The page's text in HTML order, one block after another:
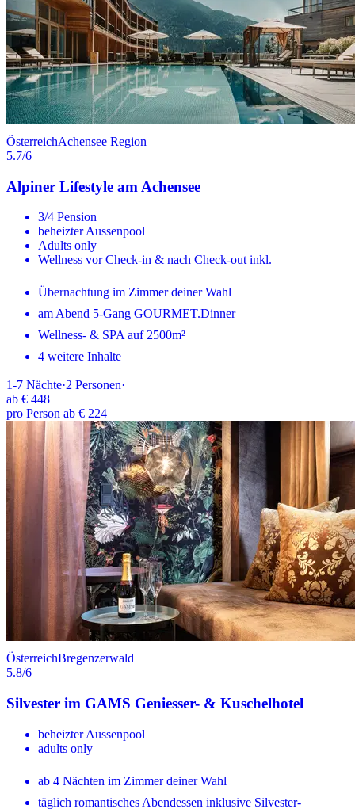
ÖsterreichAchensee Region
5.7/6
Alpiner Lifestyle am Achensee
3/4 Pension
beheizter Aussenpool
Adults only
Wellness vor Check-in & nach Check-out inkl.
Übernachtung im Zimmer deiner Wahl
am Abend 5-Gang GOURMET.Dinner
Wellness- & SPA auf 2500m²
4 weitere Inhalte
1-7 Nächte·2 Personen·
ab € 448
pro Person ab € 224
ÖsterreichBregenzerwald
5.8/6
Silvester im GAMS Geniesser- & Kuschelhotel
beheizter Aussenpool
adults only
ab 4 Nächten im Zimmer deiner Wahl
täglich romantisches Abendessen inklusive Silvester-